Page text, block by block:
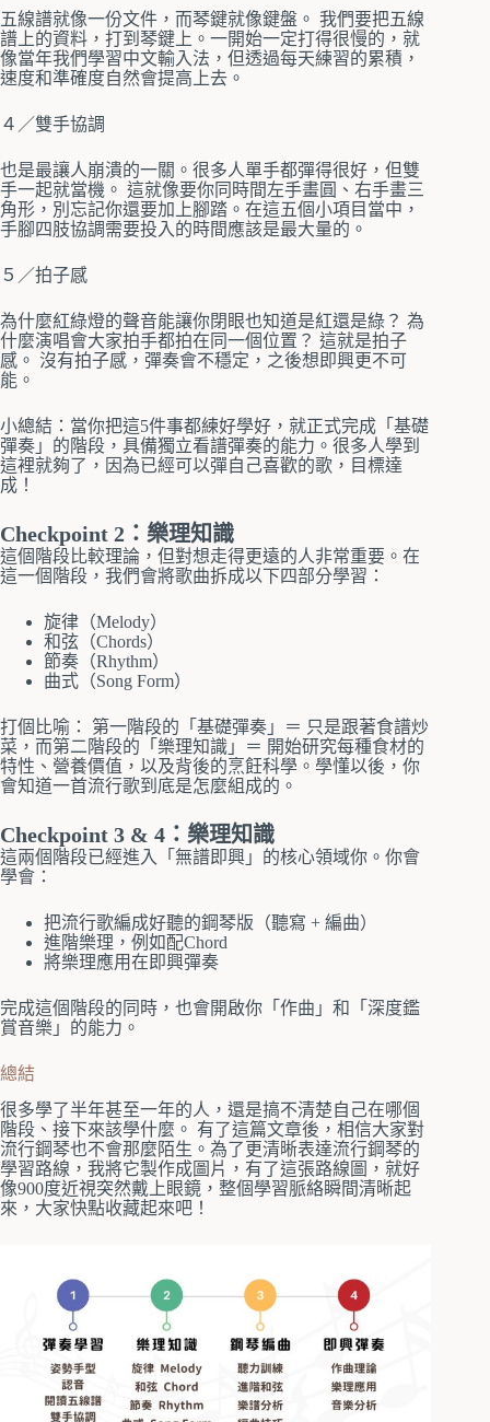
五線譜就像一份文件，而琴鍵就像鍵盤。 我們要把五線
譜上的資料，打到琴鍵上。一開始一定打得很慢的，就
像當年我們學習中文輸入法，但透過每天練習的累積，
速度和準確度自然會提高上去。
４／雙手協調
也是最讓人崩潰的一關。很多人單手都彈得很好，但雙
手一起就當機。 這就像要你同時間左手畫圓、右手畫三
角形，別忘記你還要加上腳踏。在這五個小項目當中，
手腳四肢協調需要投入的時間應該是最大量的。
５／拍子感
為什麼紅綠燈的聲音能讓你閉眼也知道是紅還是綠？ 為
什麼演唱會大家拍手都拍在同一個位置？ 這就是拍子
感。 沒有拍子感，彈奏會不穩定，之後想即興更不可
能。
小總結：當你把這5件事都練好學好，就正式完成「基礎
彈奏」的階段，具備獨立看譜彈奏的能力。很多人學到
這裡就夠了，因為已經可以彈自己喜歡的歌，目標達
成！
Checkpoint 2：樂理知識
這個階段比較理論，但對想走得更遠的人非常重要。在
這一個階段，我們會將歌曲拆成以下四部分學習：
旋律（Melody）
和弦（Chords）
節奏（Rhythm）
曲式（Song Form）
打個比喻： 第一階段的「基礎彈奏」＝ 只是跟著食譜炒
菜，而第二階段的「樂理知識」＝ 開始研究每種食材的
特性、營養價值，以及背後的烹飪科學。學懂以後，你
會知道一首流行歌到底是怎麼組成的。
Checkpoint 3 & 4：樂理知識
這兩個階段已經進入「無譜即興」的核心領域你。你會
學會：
把流行歌編成好聽的鋼琴版（聽寫 + 編曲）
進階樂理，例如配Chord
將樂理應用在即興彈奏
完成這個階段的同時，也會開啟你「作曲」和「深度鑑
賞音樂」的能力。
總結
很多學了半年甚至一年的人，還是搞不清楚自己在哪個
階段、接下來該學什麼。 有了這篇文章後，相信大家對
流行鋼琴也不會那麼陌生。為了更清晰表達流行鋼琴的
學習路線，我將它製作成圖片，有了這張路線圖，就好
像900度近視突然戴上眼鏡，整個學習脈絡瞬間清晰起
來，大家快點收藏起來吧！